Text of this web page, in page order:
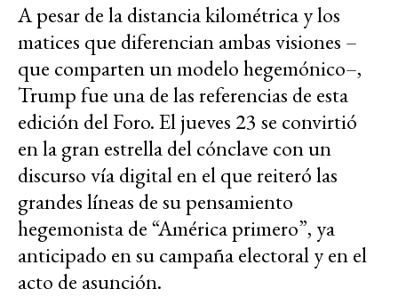
A pesar de la distancia kilométrica y los
matices que diferencian ambas visiones –
que comparten un modelo hegemónico–,
Trump fue una de las referencias de esta
edición del Foro. El jueves 23 se convirtió
en la gran estrella del cónclave con un
discurso vía digital en el que reiteró las
grandes líneas de su pensamiento
hegemonista de “América primero”, ya
anticipado en su campaña electoral y en el
acto de asunción.